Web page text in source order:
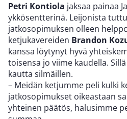
Petri Kontiola jaksaa painaa
ykkösentterinä. Leijonista
jatkosopimuksen olleen
ketjukavereiden Brandon
kanssa löytynyt hyvä
toisensa jo viime kaudella.
kautta silmäillen.
– Meidän ketjumme peli kulki
jatkosopimukset oikeastaan
yhteinen päätös, halusimme